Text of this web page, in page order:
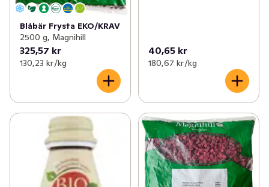
Blåbär Frysta EKO/KRAV
2500 g, Magnihill
325,57 kr
130,23 kr /kg
40,65 kr
180,67 kr /kg